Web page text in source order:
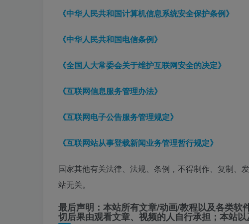
《中华人民共和国计算机信息系统安全保护条例》
《中华人民共和国电信条例》
《全国人大常委会关于维护互联网安全的决定》
《互联网信息服务管理办法》
《互联网电子公告服务管理规定》
《互联网站从事登载新闻业务管理暂行规定》
国家其他有关法律、法规、条例，不得制作、复制、
站无关。
最后声明：本站所有文章/动画/教程以及各类
切后果由观看文章、视频的人自行承担；本站